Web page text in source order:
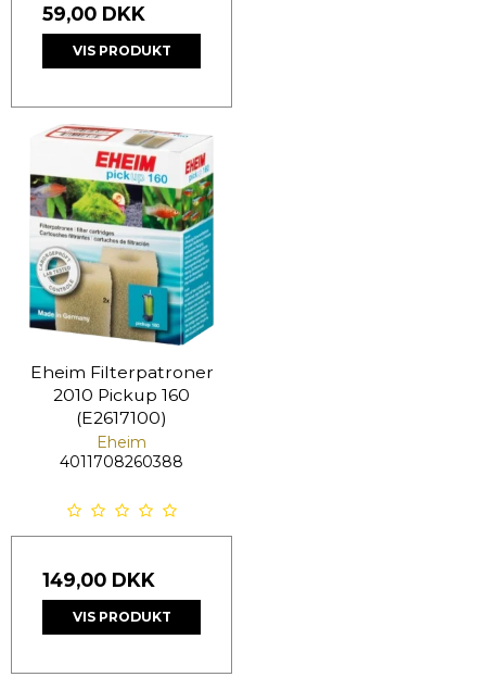
59,00 DKK
VIS PRODUKT
Eheim Filterpatroner
2010 Pickup 160
(E2617100)
Eheim
4011708260388
149,00 DKK
VIS PRODUKT